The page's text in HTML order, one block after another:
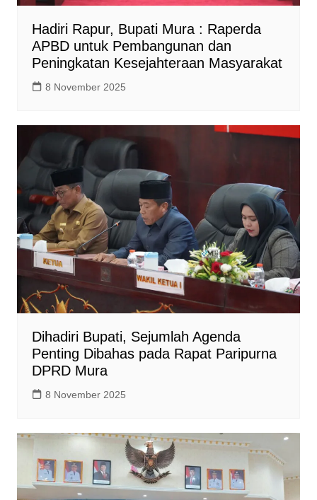
Hadiri Rapur, Bupati Mura : Raperda
APBD untuk Pembangunan dan
Peningkatan Kesejahteraan Masyarakat
8 November 2025
Dihadiri Bupati, Sejumlah Agenda
Penting Dibahas pada Rapat Paripurna
DPRD Mura
8 November 2025